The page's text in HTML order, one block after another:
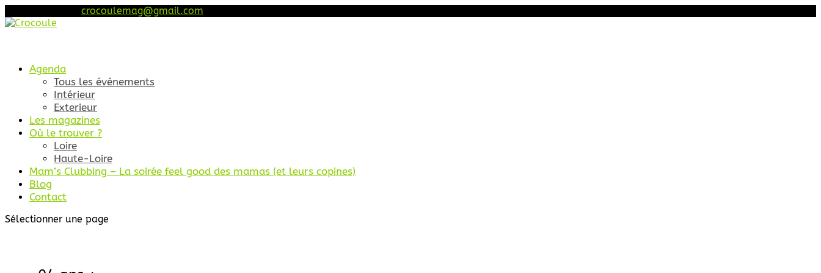
crocoulemag@gmail.com
Agenda
Tous les événements
Intérieur
Exterieur
Les magazines
Où le trouver ?
Loire
Haute-Loire
Mam’s Clubbing – La soirée feel good des mamas (et leurs copines)
Blog
Contact
Sélectionner une page